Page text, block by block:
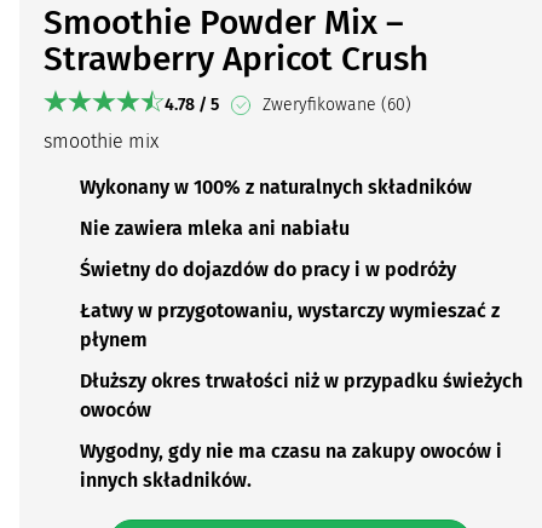
Smoothie Powder Mix –
Strawberry Apricot Crush
4.78 / 5 Zweryfikowane (60)
smoothie mix
Wykonany w 100% z naturalnych składników
Nie zawiera mleka ani nabiału
Świetny do dojazdów do pracy i w podróży
Łatwy w przygotowaniu, wystarczy wymieszać z
płynem
Dłuższy okres trwałości niż w przypadku świeżych
owoców
Wygodny, gdy nie ma czasu na zakupy owoców i
innych składników.